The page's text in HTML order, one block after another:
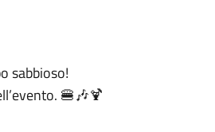
sabbioso!
🍔🎶🍹